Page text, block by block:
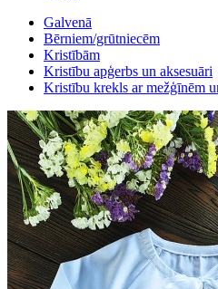
Galvenā
Bērniem/grūtniecēm
Kristībām
Kristību apģerbs un aksesuāri
Kristību krekls ar mežģīnēm